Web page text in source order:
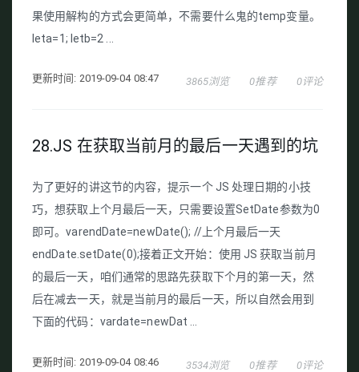
果使用解构的方式会更简单，不需要什么鬼的temp变量。
leta=1; letb=2 ...
更新时间: 2019-09-04 08:47 3865浏览 0推荐 0评论
28.JS 在获取当前月的最后一天遇到的坑
为了更好的讲这节的内容，提示一个 JS 处理日期的小技
巧，想获取上个月最后一天，只需要设置SetDate参数为0
即可。varendDate=newDate(); //上个月最后一天
endDate.setDate(0);接着正文开始：使用 JS 获取当前月
的最后一天，咱们通常的思路先获取下个月的第一天，然
后在减去一天，就是当前月的最后一天，所以自然会用到
下面的代码：vardate=newDat ...
更新时间: 2019-09-04 08:46 3534浏览 0推荐 0评论